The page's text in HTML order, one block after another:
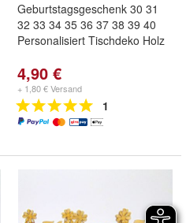
Geburtstagsgeschenk 30 31
32 33 34 35 36 37 38 39 40
Personalisiert Tischdeko Holz
4,90 €
+ 1,80 € Versand
1